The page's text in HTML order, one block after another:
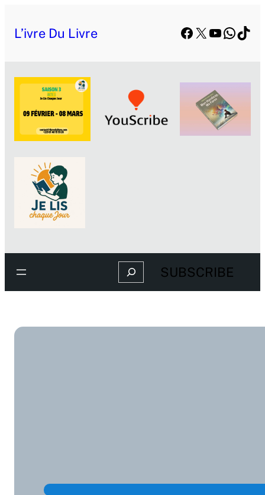
L’ivre Du Livre Facebook
X YouTube
Search SUBSCRIBE